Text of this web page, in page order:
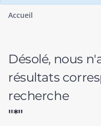
Accueil
Désolé, nous
résultats
recherche
"*"